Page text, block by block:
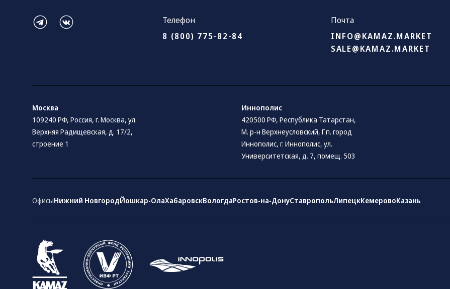
Телефон
8 (800) 775-82-84
Почта
INFO@KAMAZ.MARKET
SALE@KAMAZ.MARKET
Москва
109240 РФ, Россия, г. Москва, ул.
Верхняя Радищевская, д. 17/2,
строение 1
Иннополис
420500 РФ, Республика Татарстан,
М. р-н Верхнеусловский, Г.п. город
Иннополис, г. Иннополис, ул.
Университетская, д. 7, помещ. 503
ОфисыНижний НовгородЙошкар-ОлаХабаровскВологдаРостов-на-ДонуСтавропольЛипецкКемеровоКазань